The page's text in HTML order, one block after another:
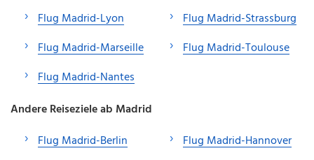
Flug Madrid-Lyon
Flug Madrid-Marseille
Flug Madrid-Nantes
Flug Madrid-Strassburg
Flug Madrid-Toulouse
Andere Reiseziele ab Madrid
Flug Madrid-Berlin
Flug Madrid-Hannover